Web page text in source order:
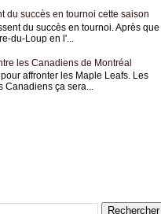
du succès en tournoi cette saison
du succès en tournoi. Après que
du-Loup en l'...
les Canadiens de Montréal
affronter les Maple Leafs. Les
Canadiens ça sera...